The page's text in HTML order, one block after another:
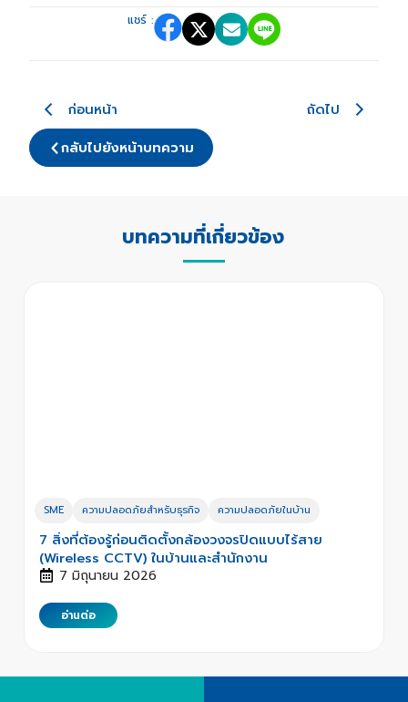
แชร์ :
ก่อนหน้า
ถัดไป
กลับไปยังหน้าบทความ
บทความที่เกี่ยวข้อง
SME ความปลอดภัยสำหรับธุรกิจ ความปลอดภัยในบ้าน
7 สิ่งที่ต้องรู้ก่อนติดตั้งกล้องวงจรปิดแบบไร้สาย
(Wireless CCTV) ในบ้านและสำนักงาน
7 มิถุนายน 2026
อ่านต่อ